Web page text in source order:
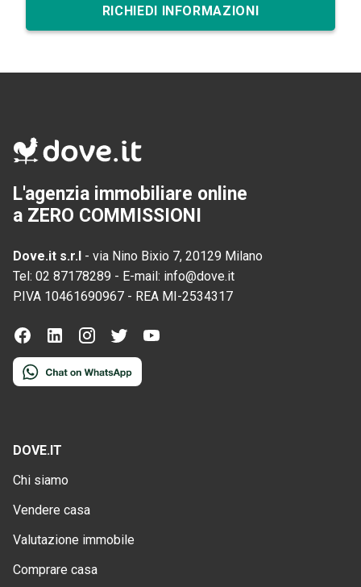
RICHIEDI INFORMAZIONI
L'agenzia immobiliare online
a ZERO COMMISSIONI
Dove.it s.r.l - via Nino Bixio 7, 20129 Milano
Tel: 02 87178289 - E-mail: info@dove.it
P.IVA 10461690967 - REA MI-2534317
DOVE.IT
Chi siamo
Vendere casa
Valutazione immobile
Comprare casa